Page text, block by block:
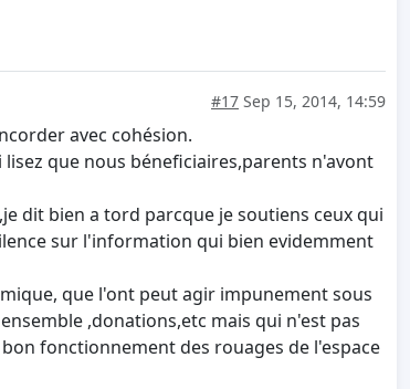
#17 Sep 15, 2014, 14:59
avec cohésion.
que nous béneficiaires,parents n'avont
dit bien a tord parcque je soutiens ceux qui
sur l'information qui bien evidemment
que l'ont peut agir impunement sous
,donations,etc mais qui n'est pas
fonctionnement des rouages de l'espace